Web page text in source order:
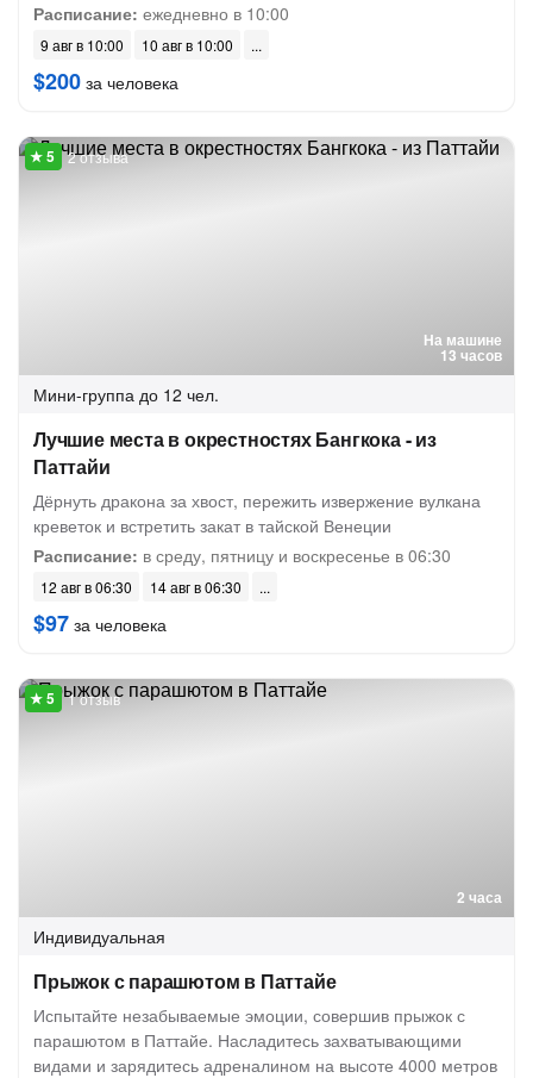
Расписание: ежедневно в 10:00
9 авг в 10:00 10 авг в 10:00
$200 за человека
На машине
13 часов
2 отзыва
Мини-группа до 12 чел.
Лучшие места в окрестностях Бангкока - из
Паттайи
Дёрнуть дракона за хвост, пережить извержение вулкана
креветок и встретить закат в тайской Венеции
Расписание: в среду, пятницу и воскресенье в 06:30
12 авг в 06:30 14 авг в 06:30
$97 за человека
2 часа
1 отзыв
Индивидуальная
Прыжок с парашютом в Паттайе
Испытайте незабываемые эмоции, совершив прыжок с
парашютом в Паттайе. Насладитесь захватывающими
видами и зарядитесь адреналином на высоте 4000 метров